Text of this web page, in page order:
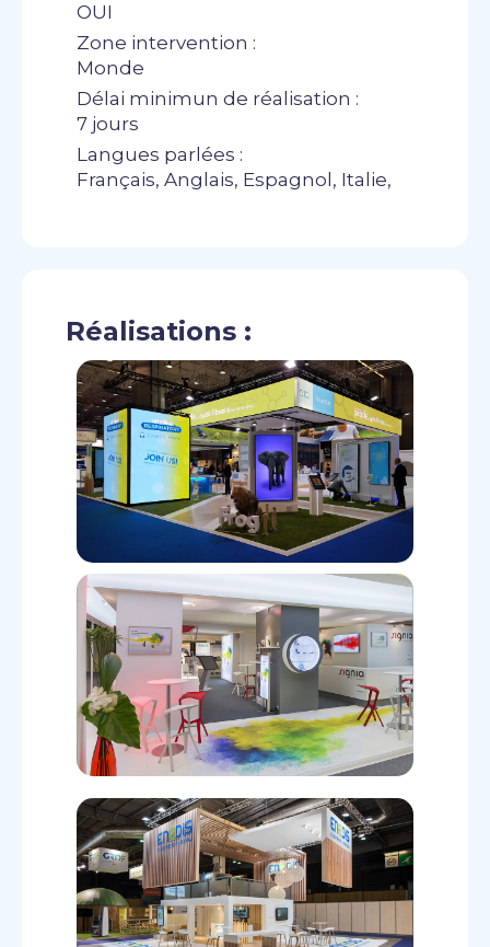
OUI
Zone intervention :
Monde
Délai minimun de réalisation :
7 jours
Langues parlées :
Français, Anglais, Espagnol, Italie,
Réalisations :